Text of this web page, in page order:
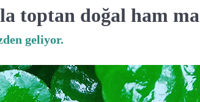
toptan doğal ham
geliyor.